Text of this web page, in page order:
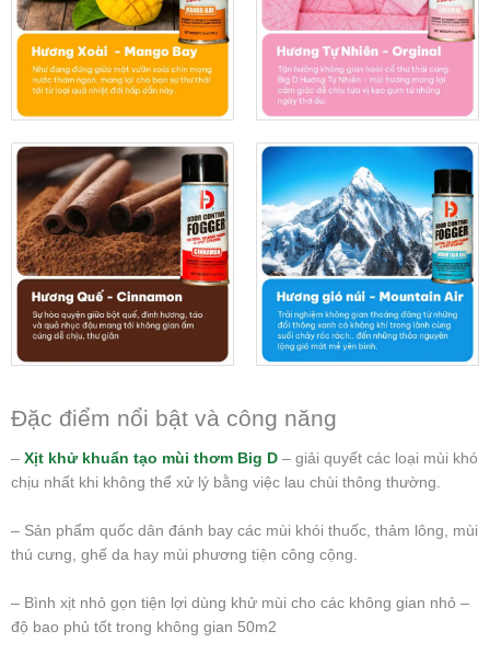
Đặc điểm nổi bật và công năng
– Xịt khử khuẩn tạo mùi thơm Big D – giải quyết các loại mùi khó
chịu nhất khi không thể xử lý bằng việc lau chùi thông thường.
– Sản phẩm quốc dân đánh bay các mùi khói thuốc, thảm lông, mùi
thú cưng, ghế da hay mùi phương tiện công cộng.
– Bình xịt nhỏ gọn tiện lợi dùng khử mùi cho các không gian nhỏ –
độ bao phủ tốt trong không gian 50m2